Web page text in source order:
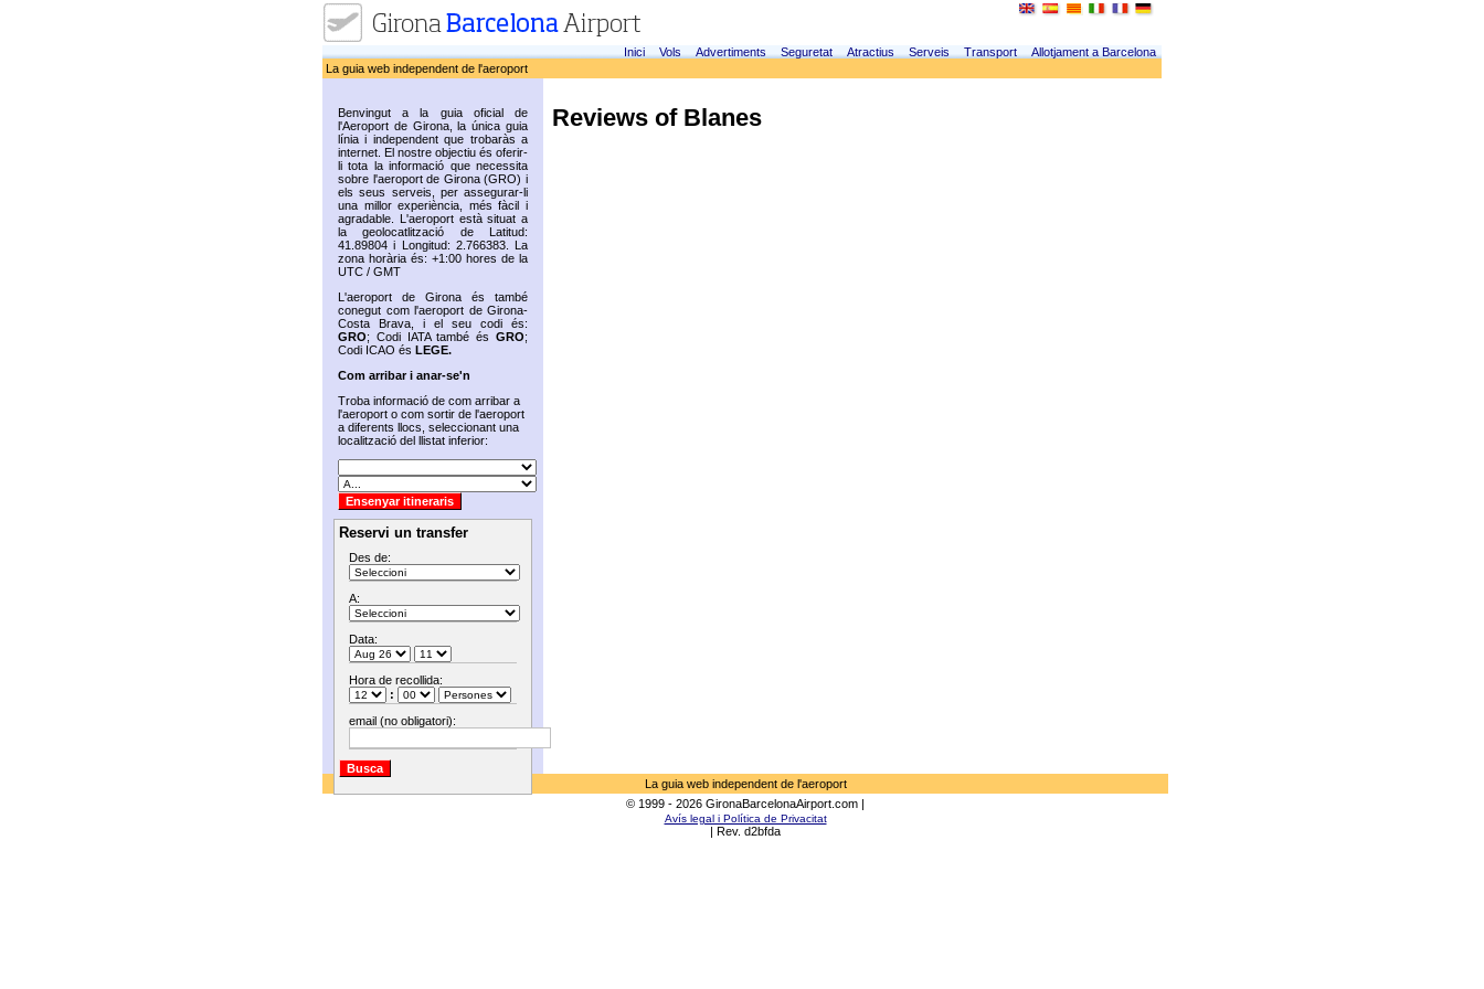
Inici Vols Advertiments Seguretat Atractius Serveis Transport
Allotjament a Barcelona
La guia web independent de l'aeroport
Benvingut a la guia oficial de
l'Aeroport de Girona, la única guia
línia i independent que trobaràs a
internet. El nostre objectiu és oferir-
li tota la informació que necessita
sobre l'aeroport de Girona (GRO) i
els seus serveis, per assegurar-li
una millor experiència, més fàcil i
agradable. L'aeroport està situat a
la geolocatlització de Latitud:
41.89804 i Longitud: 2.766383. La
zona horària és: +1:00 hores de la
UTC / GMT
L'aeroport de Girona és també
conegut com l'aeroport de Girona-
Costa Brava, i el seu codi és:
GRO; Codi IATA també és GRO;
Codi ICAO és LEGE.
Com arribar i anar-se'n
Troba informació de com arribar a
l'aeroport o com sortir de l'aeroport
a diferents llocs, seleccionant una
localització del llistat inferior:
Reservi un transfer
Des de:
A:
Data:
Hora de recollida:
:
email (no obligatori):
Reviews of Blanes
La guia web independent de l'aeroport
© 1999 - 2026 GironaBarcelonaAirport.com |
Avís legal i Política de Privacitat
| Rev. d2bfda